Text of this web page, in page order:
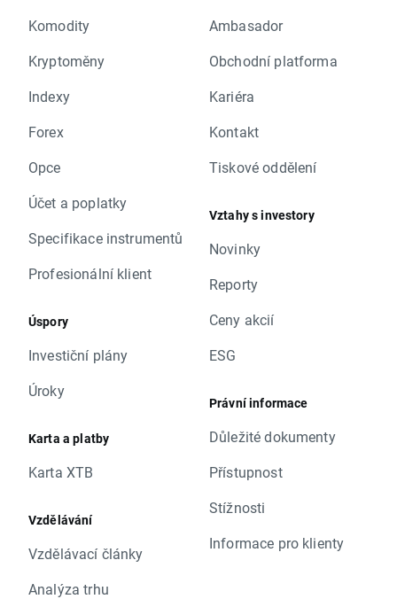
Komodity
Kryptoměny
Indexy
Forex
Opce
Účet a poplatky
Specifikace instrumentů
Profesionální klient
Úspory
Investiční plány
Úroky
Karta a platby
Karta XTB
Vzdělávání
Vzdělávací články
Analýza trhu
Ambasador
Obchodní platforma
Kariéra
Kontakt
Tiskové oddělení
Vztahy s investory
Novinky
Reporty
Ceny akcií
ESG
Právní informace
Důležité dokumenty
Přístupnost
Stížnosti
Informace pro klienty